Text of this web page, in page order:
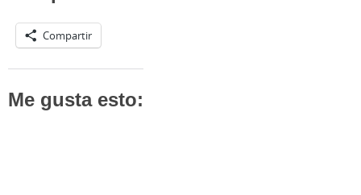
Compartir
Me gusta esto: